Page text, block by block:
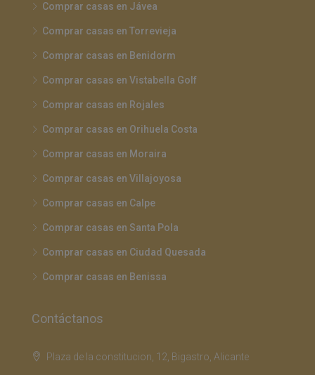
Comprar casas en Jávea
Comprar casas en Torrevieja
Comprar casas en Benidorm
Comprar casas en Vistabella Golf
Comprar casas en Rojales
Comprar casas en Orihuela Costa
Comprar casas en Moraira
Comprar casas en Villajoyosa
Comprar casas en Calpe
Comprar casas en Santa Pola
Comprar casas en Ciudad Quesada
Comprar casas en Benissa
Contáctanos
Plaza de la constitucion, 12, Bigastro, Alicante